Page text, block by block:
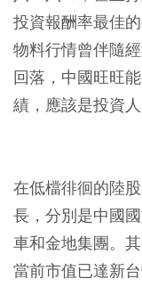
投資報酬率最佳
物料行情曾伴隨
回落，中國旺旺
績，應該是投資人
在低檔徘徊的陸
長，分別是中國
車和金地集團。
當前市值已達新